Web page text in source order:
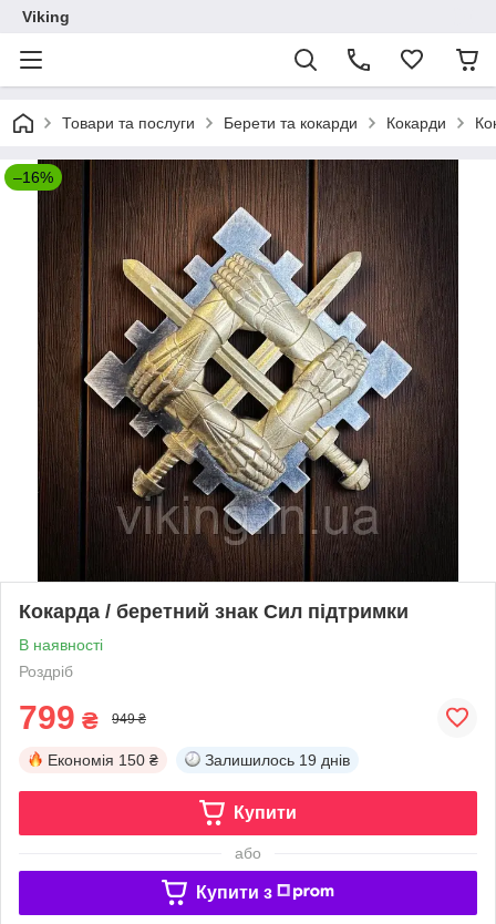
Viking
Товари та послуги Берети та кокарди Кокарди
–16%
Кокарда / беретний знак Сил підтримки
В наявності
Роздріб
799 ₴ 949 ₴
Економія 150 ₴ Залишилось 19 днів
Купити
або
Купити з